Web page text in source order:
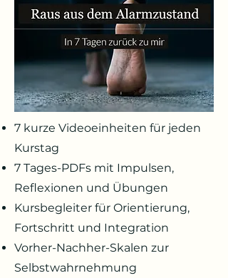
7 kurze Videoeinheiten für jeden
Kurstag
7 Tages-PDFs mit Impulsen,
Reflexionen und Übungen
Kursbegleiter für Orientierung,
Fortschritt und Integration
Vorher-Nachher-Skalen zur
Selbstwahrnehmung